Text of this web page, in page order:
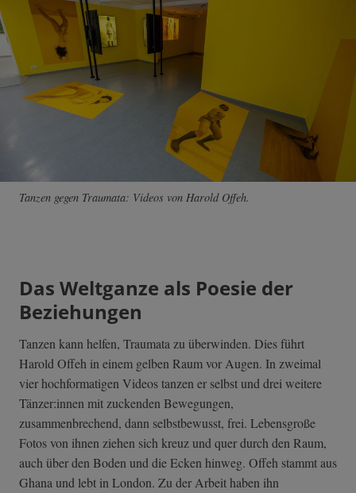
Tanzen gegen Traumata: Videos von Harold Offeh.
Das Weltganze als Poesie der
Beziehungen
Tanzen kann helfen, Traumata zu überwinden. Dies führt
Harold Offeh in einem gelben Raum vor Augen. In zweimal
vier hochformatigen Videos tanzen er selbst und drei weitere
Tänzer:innen mit zuckenden Bewegungen,
zusammenbrechend, dann selbstbewusst, frei. Lebensgroße
Fotos von ihnen ziehen sich kreuz und quer durch den Raum,
auch über den Boden und die Ecken hinweg. Offeh stammt aus
Ghana und lebt in London. Zu der Arbeit haben ihn